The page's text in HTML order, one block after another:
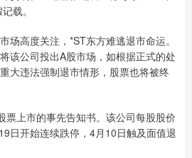
载。
高度关注，*ST东方难逃退市命运。
该公司投出A股市场，如根据正式的处
大违法强制退市情形，股票也将被终
上市的事先告知书。该公司每股股价
日开始连续跌停，4月10日触及面值退